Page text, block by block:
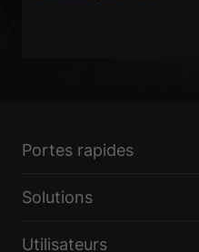
Portes rapides
Solutions
Utilisateurs